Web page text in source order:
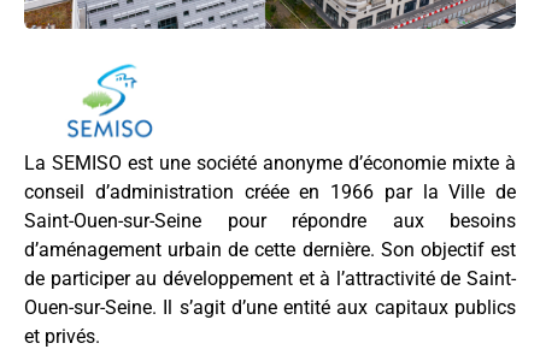
La SEMISO est une société anonyme d’économie mixte à
conseil d’administration créée en 1966 par la Ville de
Saint-Ouen-sur-Seine pour répondre aux besoins
d’aménagement urbain de cette dernière. Son objectif est
de participer au développement et à l’attractivité de Saint-
Ouen-sur-Seine. Il s’agit d’une entité aux capitaux publics
et privés.